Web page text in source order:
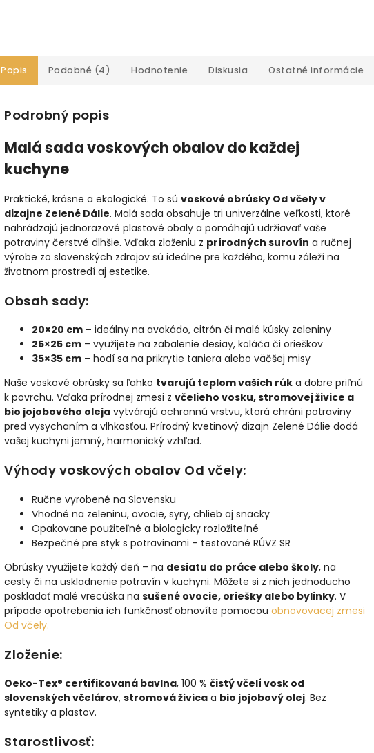
Popis Podobné (4) Hodnotenie Diskusia Ostatné informácie
Podrobný popis
Malá sada voskových obalov do každej
kuchyne
Praktické, krásne a ekologické. To sú voskové obrúsky Od včely v
dizajne Zelené Dálie. Malá sada obsahuje tri univerzálne veľkosti, ktoré
nahrádzajú jednorazové plastové obaly a pomáhajú udržiavať vaše
potraviny čerstvé dlhšie. Vďaka zloženiu z prírodných surovín a ručnej
výrobe zo slovenských zdrojov sú ideálne pre každého, komu záleží na
životnom prostredí aj estetike.
Obsah sady:
20×20 cm – ideálny na avokádo, citrón či malé kúsky zeleniny
25×25 cm – využijete na zabalenie desiay, koláča či orieškov
35×35 cm – hodí sa na prikrytie taniera alebo väčšej misy
Naše voskové obrúsky sa ľahko tvarujú teplom vašich rúk a dobre priľnú
k povrchu. Vďaka prírodnej zmesi z včelieho vosku, stromovej živice a
bio jojobového oleja vytvárajú ochrannú vrstvu, ktorá chráni potraviny
pred vysychaním a vlhkosťou. Prírodný kvetinový dizajn Zelené Dálie dodá
vašej kuchyni jemný, harmonický vzhľad.
Výhody voskových obalov Od včely:
Ručne vyrobené na Slovensku
Vhodné na zeleninu, ovocie, syry, chlieb aj snacky
Opakovane použiteľné a biologicky rozložiteľné
Bezpečné pre styk s potravinami – testované RÚVZ SR
Obrúsky využijete každý deň – na desiatu do práce alebo školy, na
cesty či na uskladnenie potravín v kuchyni. Môžete si z nich jednoducho
poskladať malé vrecúška na sušené ovocie, oriešky alebo bylinky. V
prípade opotrebenia ich funkčnosť obnovíte pomocou obnovovacej zmesi
Od včely.
Zloženie:
Oeko-Tex® certifikovaná bavlna, 100 % čistý včelí vosk od
slovenských včelárov, stromová živica a bio jojobový olej. Bez
syntetiky a plastov.
Starostlivosť: